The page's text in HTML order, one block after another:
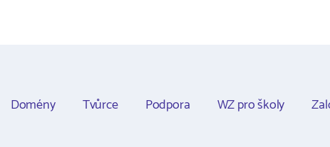
Domény Tvůrce Podpora WZ pro školy